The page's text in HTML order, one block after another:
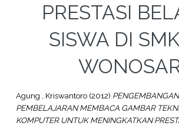
PRESTASI
SISWA DI
Agung , Kriswantoro(2012)
PEMBELAJARAN MEMBACA GAMBAR
KOMPUTER UNTUK MENINGKATKAN